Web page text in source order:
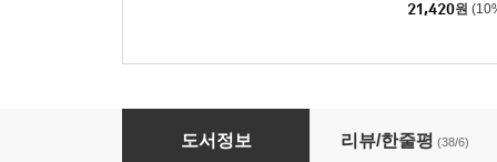
21,420원
브레인 룰스
도서정보 리뷰/한줄평 (38/6)